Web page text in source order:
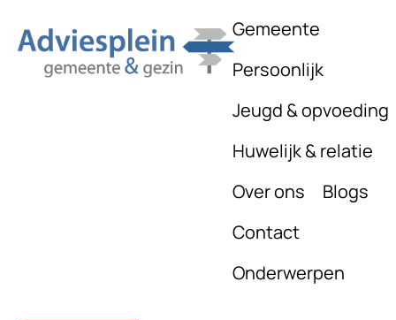
Gemeente
Persoonlijk
Jeugd & opvoeding
Huwelijk & relatie
Over ons
Blogs
Contact
Onderwerpen